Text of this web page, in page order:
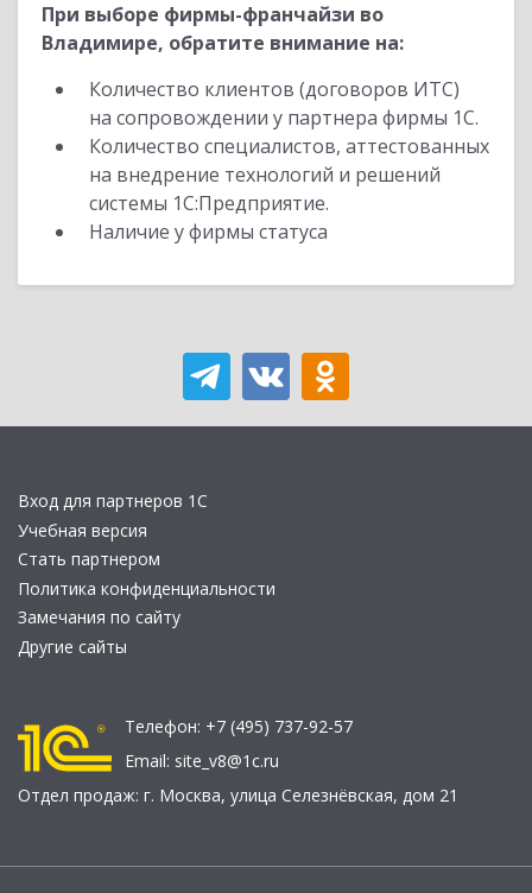
При выборе фирмы-франчайзи во
Владимире, обратите внимание на:
Количество клиентов (договоров ИТС)
на сопровождении у партнера фирмы 1С.
Количество специалистов, аттестованных
на внедрение технологий и решений
системы 1С:Предприятие.
Наличие у фирмы статуса
Вход для партнеров 1С
Учебная версия
Стать партнером
Политика конфиденциальности
Замечания по сайту
Другие сайты
Телефон: +7 (495) 737-92-57
Email: site_v8@1c.ru
Отдел продаж: г. Москва, улица Селезнёвская, дом 21